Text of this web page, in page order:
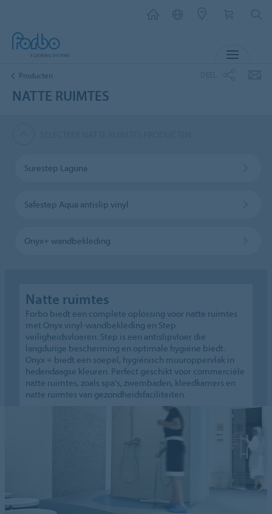
Producten
NATTE RUIMTES
Surestep Laguna
Safestep Aqua antislip vinyl
Onyx+ wandbekleding
Natte ruimtes
Forbo biedt een complete oplossing voor natte ruimtes
met Onyx vinyl-wandbekleding en Step
veiligheidsvloeren. Step is een antislipvloer die
langdurige bescherming en optimale hygiëne biedt.
Onyx + biedt een soepel, hygiënisch muuroppervlak in
hedendaagse kleuren. Perfect geschikt voor commerciële
natte ruimtes, zoals spa's, zwembaden, kleedkamers en
natte ruimtes van gezondheidsfaciliteiten.